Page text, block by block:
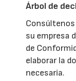
Árbol de
su empresa
de
elaborar la
necesaria.